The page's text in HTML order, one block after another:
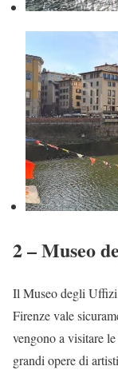
2 – Museo
Il Museo degli Uffizi
Firenze vale
vengono a visitare
grandi opere di